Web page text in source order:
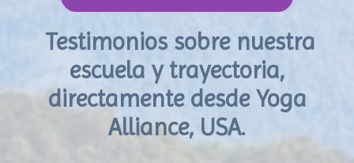
Testimonios sobre nuestra
escuela y trayectoria,
directamente desde Yoga
Alliance, USA.